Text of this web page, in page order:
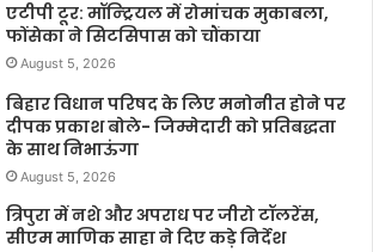
एटीपी टूर: मॉन्ट्रियल में रोमांचक मुकाबला,
फोंसेका ने सिटसिपास को चौंकाया
August 5, 2026
बिहार विधान परिषद के लिए मनोनीत होने पर
दीपक प्रकाश बोले- जिम्मेदारी को प्रतिबद्धता
के साथ निभाऊंगा
August 5, 2026
त्रिपुरा में नशे और अपराध पर जीरो टॉलरेंस,
सीएम माणिक साहा ने दिए कड़े निर्देश